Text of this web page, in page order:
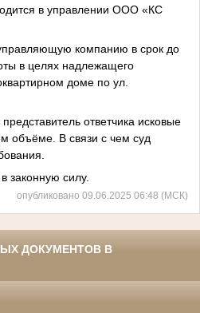
в управлении ООО «КС
компанию в срок до
в целях надлежащего
доме по ул.
ответчика исковые
объёме. В связи с чем суд
законную силу.
опубликовано 09.06.2025 06:48 (МСК)
ДОКУМЕНТОВ В